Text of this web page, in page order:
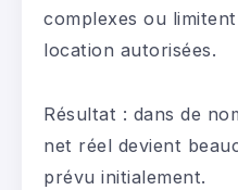
complexes ou
location autorisées.
Résultat : dans de
net réel devient
prévu initialement.